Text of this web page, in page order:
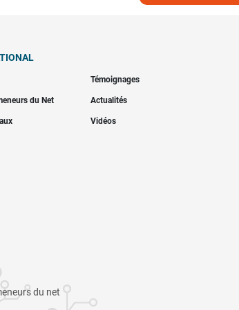
Témoignages
du Net Actualités
Vidéos
du net